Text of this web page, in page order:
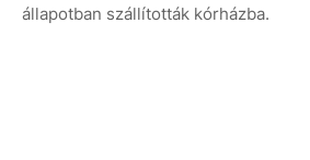
állapotban szállították kórházba.